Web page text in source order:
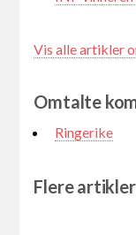
Vis alle artikler
Omtalte
Ringerike
Flere